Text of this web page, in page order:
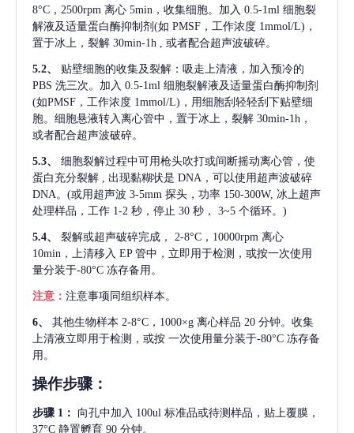
8°C，2500rpm 离心 5min，收集细胞。加入 0.5-1ml 细胞裂
解液及适量蛋白酶抑制剂(如 PMSF，工作浓度 1mmol/L)，
置于冰上，裂解 30min-1h , 或者配合超声波破碎。
5.2、
贴壁细胞的收集及裂解：吸走上清液，加入预冷的
PBS 洗三次。加入 0.5-1ml 细胞裂解液及适量蛋白酶抑制剂
(如PMSF，工作浓度 1mmol/L)，用细胞刮轻轻刮下贴壁细
胞。细胞悬液转入离心管中，置于冰上，裂解 30min-1h，
或者配合超声波破碎。
5.3、
细胞裂解过程中可用枪头吹打或间断摇动离心管，使
蛋白充分裂解
, 出现黏糊状是 DNA，可以使用超声波破碎
DNA。(或用超声波 3-5mm 探头，功率 150-300W, 冰上超声
处理样品，工作 1-2 秒，停止 30 秒， 3~5 个循环。)
5.4、 裂解或超声破碎完成，
2-8°C，10000rpm 离心
10min，上清移入 EP 管中，立即用于检测，或按一次使用
量分装于-80°C 冻存备用。
注意： 注意事项同组织样本。
6、 其他生物样本 2-8°C，1000×g 离心样品 20 分钟。收集
上清液立即用于检测，或按 一次使用量分装于-80°C 冻存备
用。
操作步骤：
步骤 1： 向孔中加入 100ul 标准品或待测样品，贴上覆膜，
37°C 静置孵育 90 分钟。